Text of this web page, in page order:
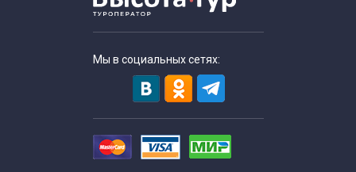
Мы в социальных сетях: